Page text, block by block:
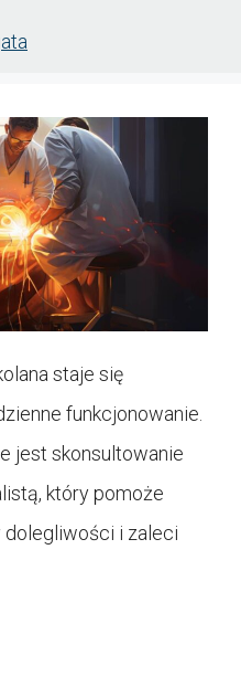
staje się
funkcjonowanie.
jest skonsultowanie
który pomoże
i zaleci